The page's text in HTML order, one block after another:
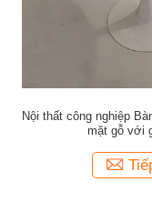
Nội thất công nghiệp
mặt gỗ với